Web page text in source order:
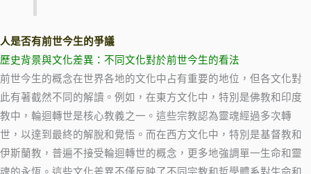
人是否有前世今生的爭議
歷史背景與文化差異：不同文化對於前世今生的看法
前世今生的概念在世界各地的文化中占有重要的地位，但各文化對
此有著截然不同的解讀。例如，在東方文化中，特別是佛教和印度
教中，輪迴轉世是核心教義之一。這些宗教認為靈魂經過多次轉
世，以達到最終的解脫和覺悟。而在西方文化中，特別是基督教和
伊斯蘭教，普遍不接受輪迴轉世的概念，更多地強調單一生命和靈